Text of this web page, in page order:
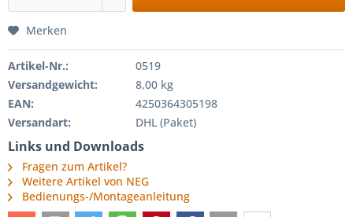
Merken
Artikel-Nr.:
0519
Versandgewicht:
8,00 kg
EAN:
4250364305198
Versandart:
DHL (Paket)
Links und Downloads
Fragen zum Artikel?
Weitere Artikel von NEG
Bedienungs-/Montageanleitung